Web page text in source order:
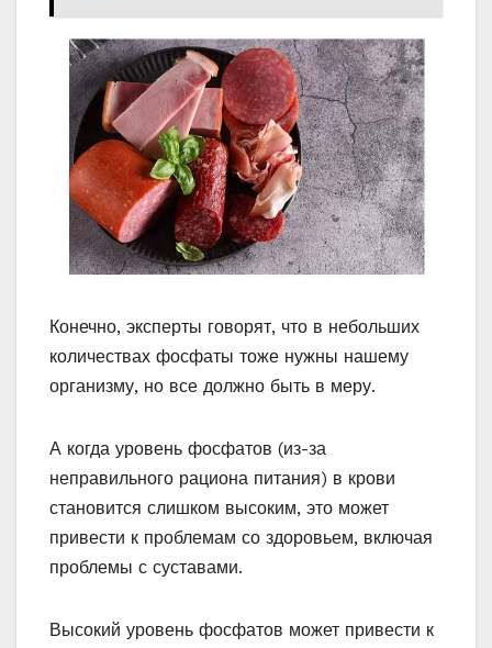
Конечно, эксперты говорят, что в небольших
количествах фосфаты тоже нужны нашему
организму, но все должно быть в меру.
А когда уровень фосфатов (из-за
неправильного рациона питания) в крови
становится слишком высоким, это может
привести к проблемам со здоровьем, включая
проблемы с суставами.
Высокий уровень фосфатов может привести к